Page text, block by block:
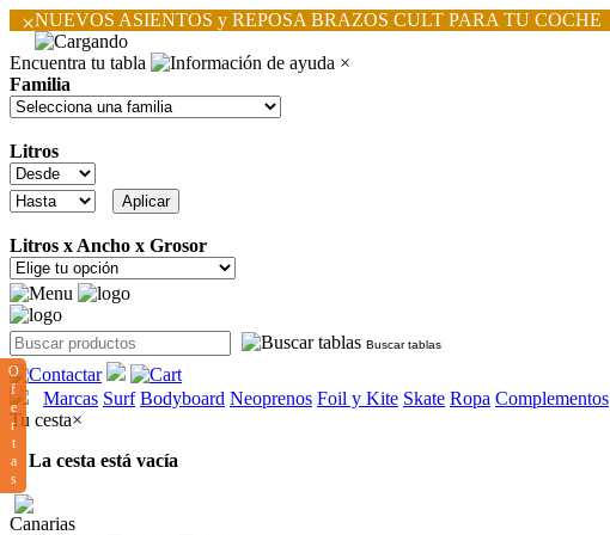
×NUEVOS ASIENTOS y REPOSA BRAZOS CULT PARA TU COCHE
Encuentra tu tabla
×
Familia
Litros
Litros x Ancho x Grosor
Buscar tablas
Marcas Surf Bodyboard Neoprenos Foil y Kite Skate Ropa Complementos
O
f
e
r
t
a
s
Tu cesta×
La cesta está vacía
Canarias